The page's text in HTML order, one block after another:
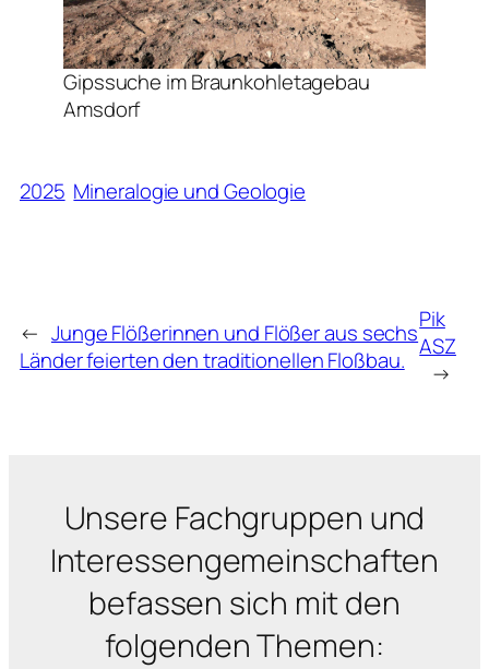
Gipssuche im Braunkohletagebau
Amsdorf
2025 Mineralogie und Geologie
← Junge Flößerinnen und Flößer aus sechs
Länder feierten den traditionellen Floßbau.
Pik
ASZ
→
Unsere Fachgruppen und
Interessengemeinschaften
befassen sich mit den
folgenden Themen: